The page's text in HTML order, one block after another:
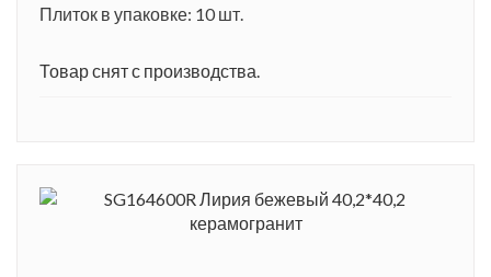
мирового ландшафтного искусства.
Плиток в упаковке: 10 шт.
Товар снят с производства.